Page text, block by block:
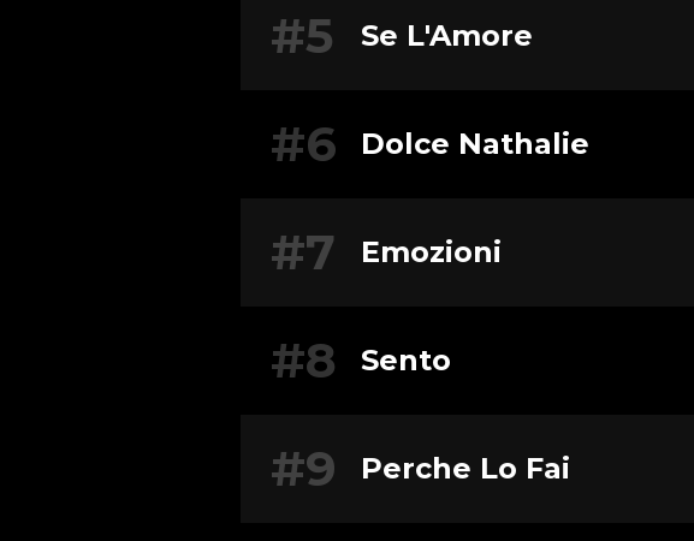
#5 Se L'Amore
#6 Dolce Nathalie
#7 Emozioni
#8 Sento
#9 Perche Lo Fai